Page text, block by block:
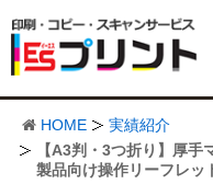
HOME
実績紹介
【A3判・3つ折り】厚手
製品向け操作リーフレッ